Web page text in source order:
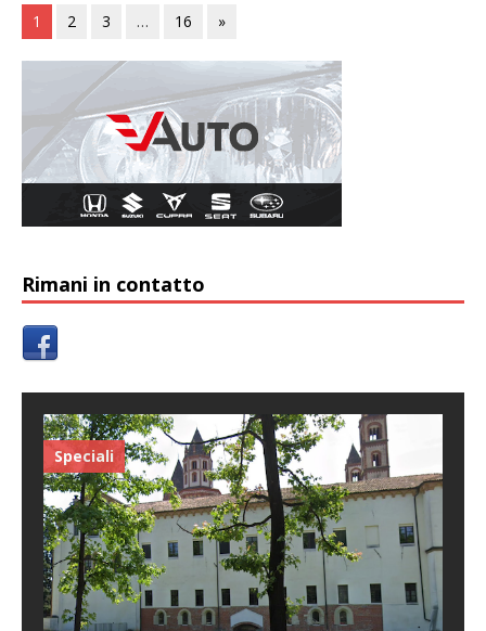
1 2 3 … 16 »
Rimani in contatto
Speciali